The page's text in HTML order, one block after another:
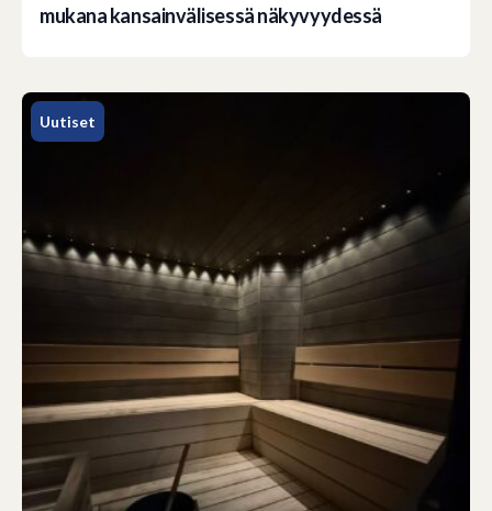
mukana kansainvälisessä näkyvyydessä
Uutiset